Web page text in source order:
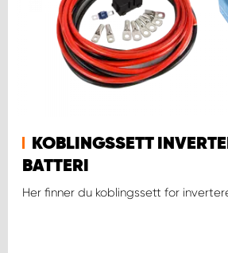
KOBLINGSSETT
BATTERI
Her finner du koblingssett for